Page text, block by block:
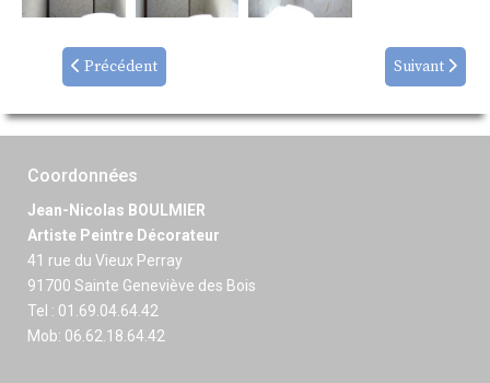
Précédent Suivant
Coordonnées
Jean-Nicolas BOULMIER
Artiste Peintre Décorateur
41 rue du Vieux Perray
91700 Sainte Geneviève des Bois
Tel : 01.69.04.64.42
Mob: 06.62.18.64.42